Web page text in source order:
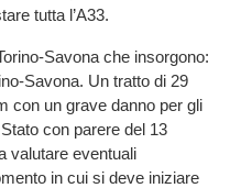
tutta l’A33.
Savona che insorgono:
Savona. Un tratto di 29
con un grave danno per gli
con parere del 13
valutare eventuali
in cui si deve iniziare